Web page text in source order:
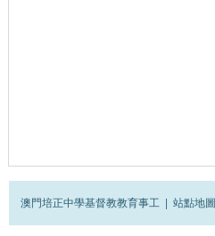
澳門培正中學基督教教育事工 站點地圖